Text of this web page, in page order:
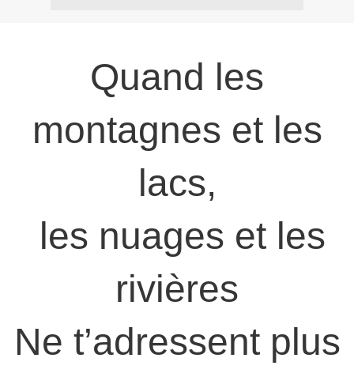
Quand les
montagnes et les
lacs,
les nuages et les
rivières
Ne t’adressent plus